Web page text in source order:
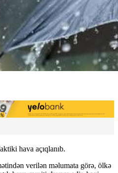
hava açıqlanıb.
verilən məlumata görə, ölkə